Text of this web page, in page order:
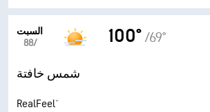
السبت
8‏/‏8
100° /69°
شمس خافتة
RealFeel®